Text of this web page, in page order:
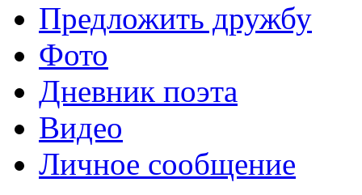
Предложить дружбу
Фото
Дневник поэта
Видео
Личное сообщение